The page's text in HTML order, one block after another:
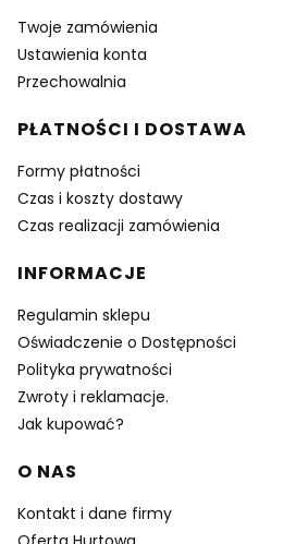
Twoje zamówienia
Ustawienia konta
Przechowalnia
PŁATNOŚCI I DOSTAWA
Formy płatności
Czas i koszty dostawy
Czas realizacji zamówienia
INFORMACJE
Regulamin sklepu
Oświadczenie o Dostępności
Polityka prywatności
Zwroty i reklamacje.
Jak kupować?
O NAS
Kontakt i dane firmy